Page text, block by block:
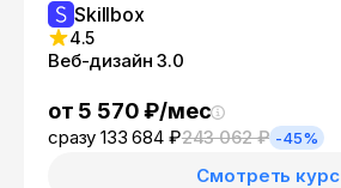
Skillbox
4.5
Веб-дизайн 3.0
от 5 570 ₽/мес
сразу 133 684 ₽243 062 ₽ -45%
Смотреть курс